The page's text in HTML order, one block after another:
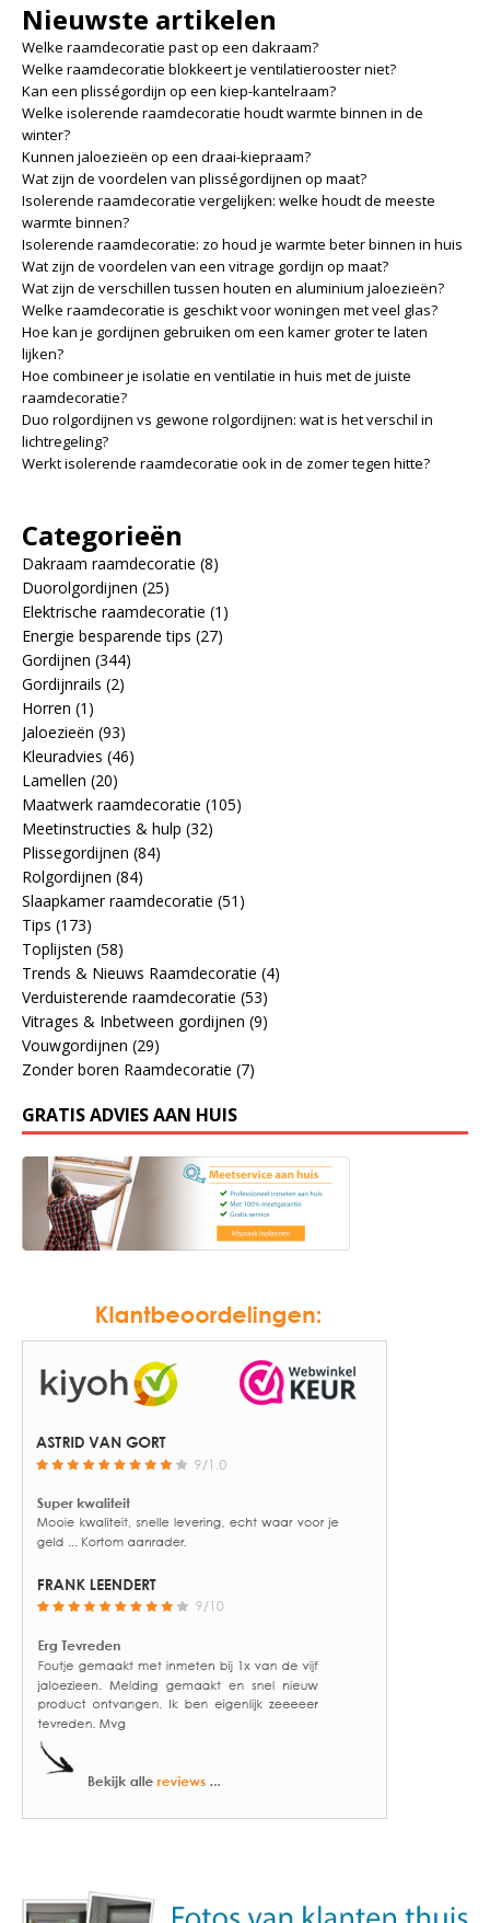
Nieuwste artikelen
Welke raamdecoratie past op een dakraam?
Welke raamdecoratie blokkeert je ventilatierooster niet?
Kan een plisségordijn op een kiep-kantelraam?
Welke isolerende raamdecoratie houdt warmte binnen in de
winter?
Kunnen jaloezieën op een draai-kiepraam?
Wat zijn de voordelen van plisségordijnen op maat?
Isolerende raamdecoratie vergelijken: welke houdt de meeste
warmte binnen?
Isolerende raamdecoratie: zo houd je warmte beter binnen in huis
Wat zijn de voordelen van een vitrage gordijn op maat?
Wat zijn de verschillen tussen houten en aluminium jaloezieën?
Welke raamdecoratie is geschikt voor woningen met veel glas?
Hoe kan je gordijnen gebruiken om een kamer groter te laten
lijken?
Hoe combineer je isolatie en ventilatie in huis met de juiste
raamdecoratie?
Duo rolgordijnen vs gewone rolgordijnen: wat is het verschil in
lichtregeling?
Werkt isolerende raamdecoratie ook in de zomer tegen hitte?
Categorieën
Dakraam raamdecoratie (8)
Duorolgordijnen (25)
Elektrische raamdecoratie (1)
Energie besparende tips (27)
Gordijnen (344)
Gordijnrails (2)
Horren (1)
Jaloezieën (93)
Kleuradvies (46)
Lamellen (20)
Maatwerk raamdecoratie (105)
Meetinstructies & hulp (32)
Plissegordijnen (84)
Rolgordijnen (84)
Slaapkamer raamdecoratie (51)
Tips (173)
Toplijsten (58)
Trends & Nieuws Raamdecoratie (4)
Verduisterende raamdecoratie (53)
Vitrages & Inbetween gordijnen (9)
Vouwgordijnen (29)
Zonder boren Raamdecoratie (7)
GRATIS ADVIES AAN HUIS